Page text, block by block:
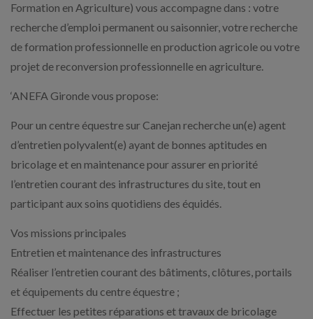
Formation en Agriculture) vous accompagne dans : votre
recherche d’emploi permanent ou saisonnier, votre recherche
de formation professionnelle en production agricole ou votre
projet de reconversion professionnelle en agriculture.
‘ANEFA Gironde vous propose:
Pour un centre équestre sur Canejan recherche un(e) agent
d’entretien polyvalent(e) ayant de bonnes aptitudes en
bricolage et en maintenance pour assurer en priorité
l’entretien courant des infrastructures du site, tout en
participant aux soins quotidiens des équidés.
Vos missions principales
Entretien et maintenance des infrastructures
Réaliser l’entretien courant des bâtiments, clôtures, portails
et équipements du centre équestre ;
Effectuer les petites réparations et travaux de bricolage